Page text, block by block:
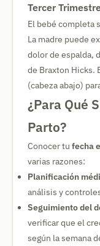
Tercer
El bebé completa
La madre puede
dolor de espalda,
de Braxton Hicks.
(cabeza abajo)
¿Para Qué
Parto?
Conocer tu fecha
varias razones:
Planificación
análisis y
Seguimiento del
verificar que el
según la semana